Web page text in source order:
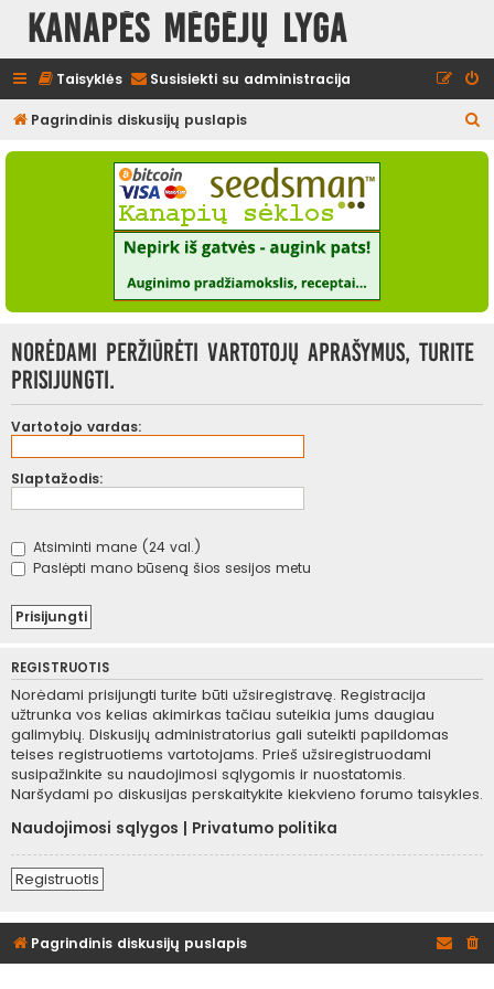
Kanapės mėgėjų lyga
Taisyklės Susisiekti su administracija
Pagrindinis diskusijų puslapis
e
Norėdami peržiūrėti vartotojų aprašymus, turite
prisijungti.
Vartotojo vardas:
Slaptažodis:
Atsiminti mane (24 val.)
Paslėpti mano būseną šios sesijos metu
REGISTRUOTIS
Norėdami prisijungti turite būti užsiregistravę. Registracija
užtrunka vos kelias akimirkas tačiau suteikia jums daugiau
galimybių. Diskusijų administratorius gali suteikti papildomas
teises registruotiems vartotojams. Prieš užsiregistruodami
susipažinkite su naudojimosi sąlygomis ir nuostatomis.
Naršydami po diskusijas perskaitykite kiekvieno forumo taisykles.
Naudojimosi sąlygos
Privatumo politika
Registruotis
Pagrindinis diskusijų puslapis